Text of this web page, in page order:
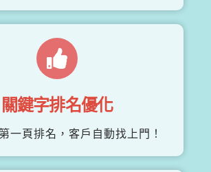
關鍵字排名優化
一頁排名，客戶自動找上門！